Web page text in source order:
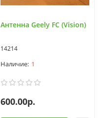
Антенна Geely FC (Vision)
14214
1
600.00р.